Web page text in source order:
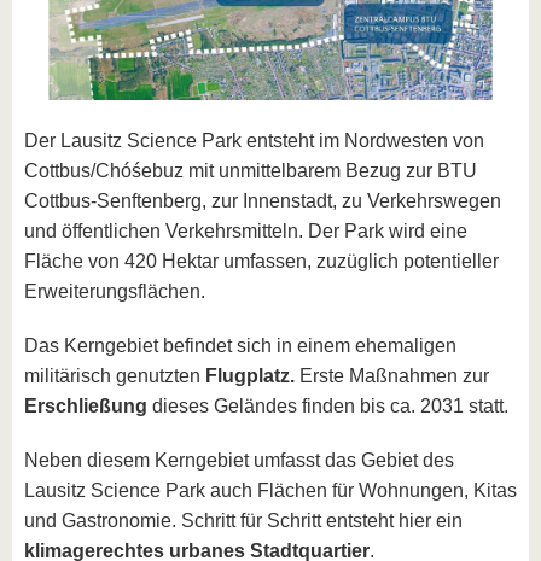
Der Lausitz Science Park entsteht im Nordwesten von
Cottbus/Chóśebuz mit unmittelbarem Bezug zur BTU
Cottbus-Senftenberg, zur Innenstadt, zu Verkehrswegen
und öffentlichen Verkehrsmitteln. Der Park wird eine
Fläche von 420 Hektar umfassen, zuzüglich potentieller
Erweiterungsflächen.
Das Kerngebiet befindet sich in einem ehemaligen
militärisch genutzten Flugplatz. Erste Maßnahmen zur
Erschließung dieses Geländes finden bis ca. 2031 statt.
Neben diesem Kerngebiet umfasst das Gebiet des
Lausitz Science Park auch Flächen für Wohnungen, Kitas
und Gastronomie. Schritt für Schritt entsteht hier ein
klimagerechtes urbanes Stadtquartier.